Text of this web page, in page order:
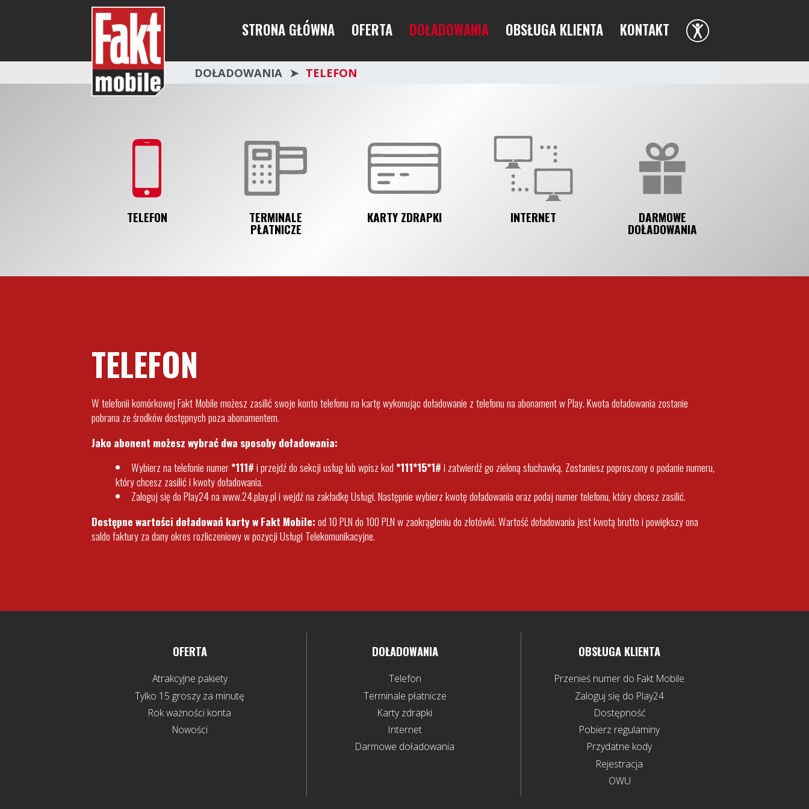
STRONA GŁÓWNA OFERTA DOŁADOWANIA OBSŁUGA KLIENTA
KONTAKT
DOŁADOWANIA TELEFON
TELEFON TERMINALE
PŁATNICZE
KARTY ZDRAPKI INTERNET DARMOWE
DOŁADOWANIA
TELEFON
W telefonii komórkowej Fakt Mobile możesz zasilić swoje konto telefonu na kartę wykonując doładowanie z telefonu na abonament w Play. Kwota doładowania zostanie
pobrana ze środków dostępnych poza abonamentem.
Jako abonent możesz wybrać dwa sposoby doładowania:
Wybierz na telefonie numer*111#i przejdź do sekcji usług lub wpisz kod*111*15*1#i zatwierdź go zieloną słuchawką. Zostaniesz poproszony o podanie numeru,
który chcesz zasilić i kwoty doładowania.
Zaloguj się do Play24 nawww.24.play.pli wejdź na zakładkę Usługi. Następnie wybierz kwotę doładowania oraz podaj numer telefonu, który chcesz zasilić.
Dostępne wartości doładowań karty w Fakt Mobile:od 10 PLN do 100 PLN w zaokrągleniu do złotówki. Wartość doładowania jest kwotą brutto i powiększy ona
saldo faktury za dany okres rozliczeniowy w pozycji Usługi Telekomunikacyjne.
OFERTA
Atrakcyjne pakiety
Tylko 15 groszy za minutę
Rok ważności konta
Nowości
DOŁADOWANIA
Telefon
Terminale płatnicze
Karty zdrapki
Internet
Darmowe doładowania
OBSŁUGA KLIENTA
Przenieś numer do Fakt Mobile
Zaloguj się do Play24
Dostępność
Pobierz regulaminy
Przydatne kody
Rejestracja
OWU